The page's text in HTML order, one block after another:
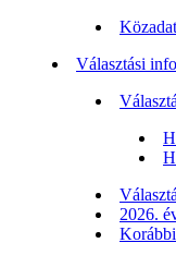
Választási
2026.